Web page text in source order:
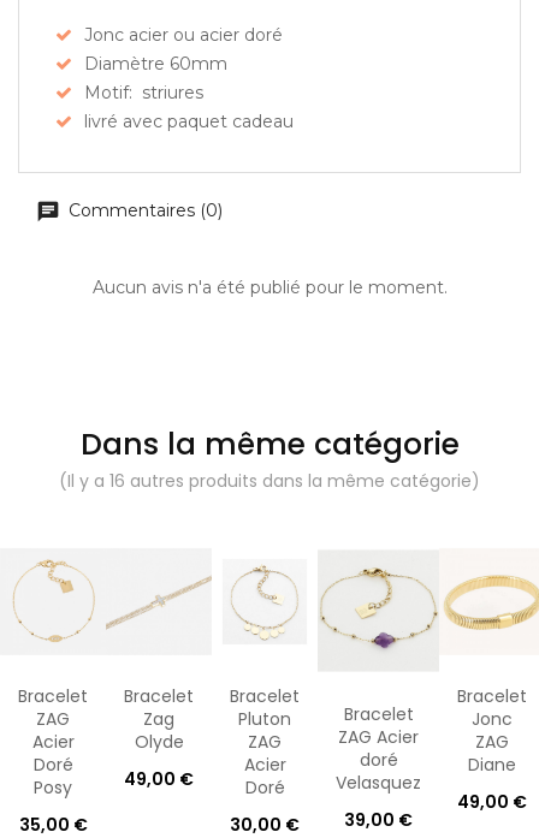
Jonc acier ou acier doré
Diamètre 60mm
Motif: striures
livré avec paquet cadeau
Commentaires (0)
Aucun avis n'a été publié pour le moment.
Dans la même catégorie
(Il y a 16 autres produits dans la même catégorie)
Bracelet
ZAG
Acier
Doré
Posy
35,00 €
Bracelet
Zag
Olyde
49,00 €
Bracelet
Pluton
ZAG
Acier
Doré
30,00 €
Bracelet
ZAG Acier
doré
Velasquez
39,00 €
Bracelet
Jonc
ZAG
Diane
49,00 €